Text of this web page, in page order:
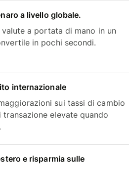
a livello globale.
a portata di mano in un
in pochi secondi.
internazionale
sui tassi di cambio
elevate quando
e risparmia sulle